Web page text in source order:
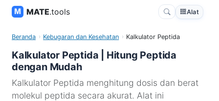
MATE.tools Alat
Beranda Kebugaran dan Kesehatan Kalkulator Peptida
Kalkulator Peptida | Hitung Peptida
dengan Mudah
Kalkulator Peptida menghitung dosis dan berat
molekul peptida secara akurat. Alat ini